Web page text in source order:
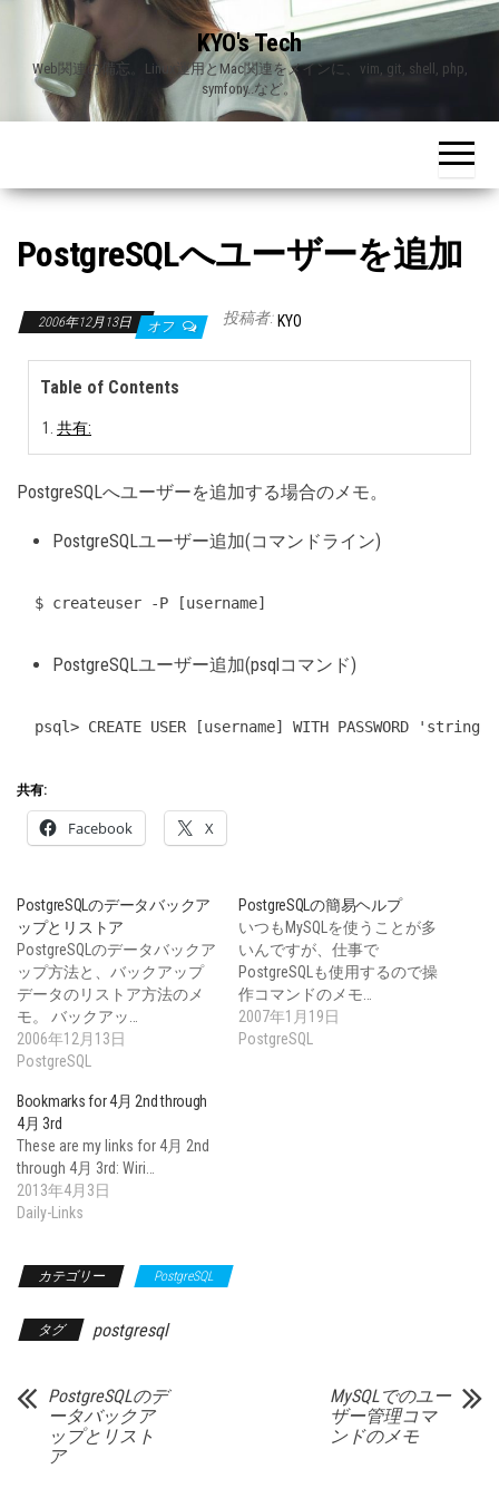
content
KYO's Tech
Web関連の備忘。Linux運用とMac関連をメインに、vim, git, shell, php,
symfony..など。
PostgreSQLへユーザーを追加
2006年12月13日 オフ 投稿者: KYO
Table of Contents
共有:
PostgreSQLへユーザーを追加する場合のメモ。
PostgreSQLユーザー追加(コマンドライン)
$ createuser -P [username]
PostgreSQLユーザー追加(psqlコマンド)
psql> CREATE USER [username] WITH PASSWORD 'string'
共有:
Facebook X
PostgreSQLのデータバックア
ップとリストア
PostgreSQLのデータバックア
ップ方法と、バックアップ
データのリストア方法のメ
モ。 バックアッ…
2006年12月13日
PostgreSQL
PostgreSQLの簡易ヘルプ
いつもMySQLを使うことが多
いんですが、仕事で
PostgreSQLも使用するので操
作コマンドのメモ…
2007年1月19日
PostgreSQL
Bookmarks for 4月 2nd through
4月 3rd
These are my links for 4月 2nd
through 4月 3rd: Wiri…
2013年4月3日
Daily-Links
カテゴリー PostgreSQL
タグ postgresql
PostgreSQLのデ
ータバックア
ップとリスト
ア
MySQLでのユー
ザー管理コマ
ンドのメモ